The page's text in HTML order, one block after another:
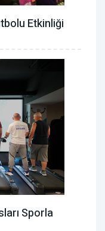
Etkinliği
Sporla